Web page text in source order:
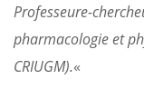
Professeure-
pharmacologie et
CRIUGM).«